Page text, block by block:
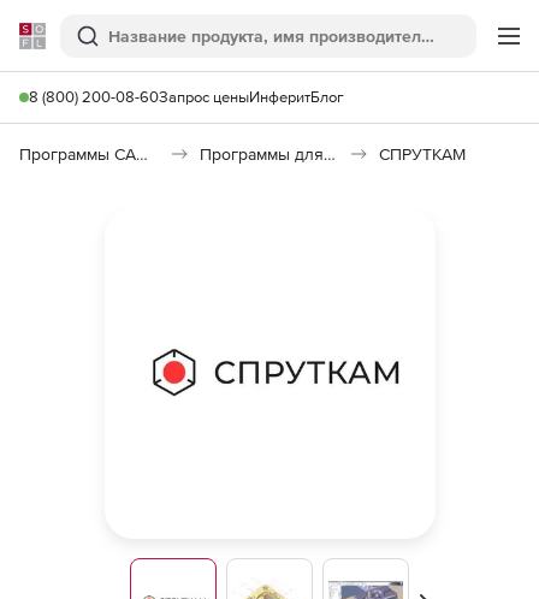
Softline
Поиск
8 (800) 200-08-60Запрос ценыИнферитБлог
Программы САПР и ГИС Программы для машиностроения СПРУТКАМ